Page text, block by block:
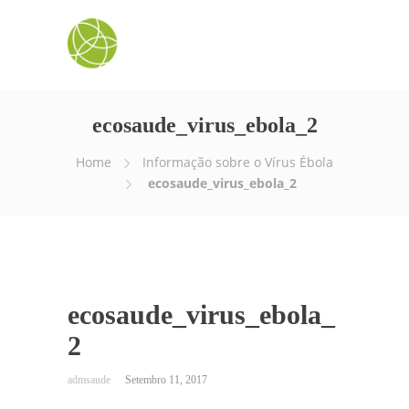
ecosaude_virus_ebola_2
Home
Informação sobre o Vírus Ébola
ecosaude_virus_ebola_2
ecosaude_virus_ebola_
2
Setembro 11, 2017